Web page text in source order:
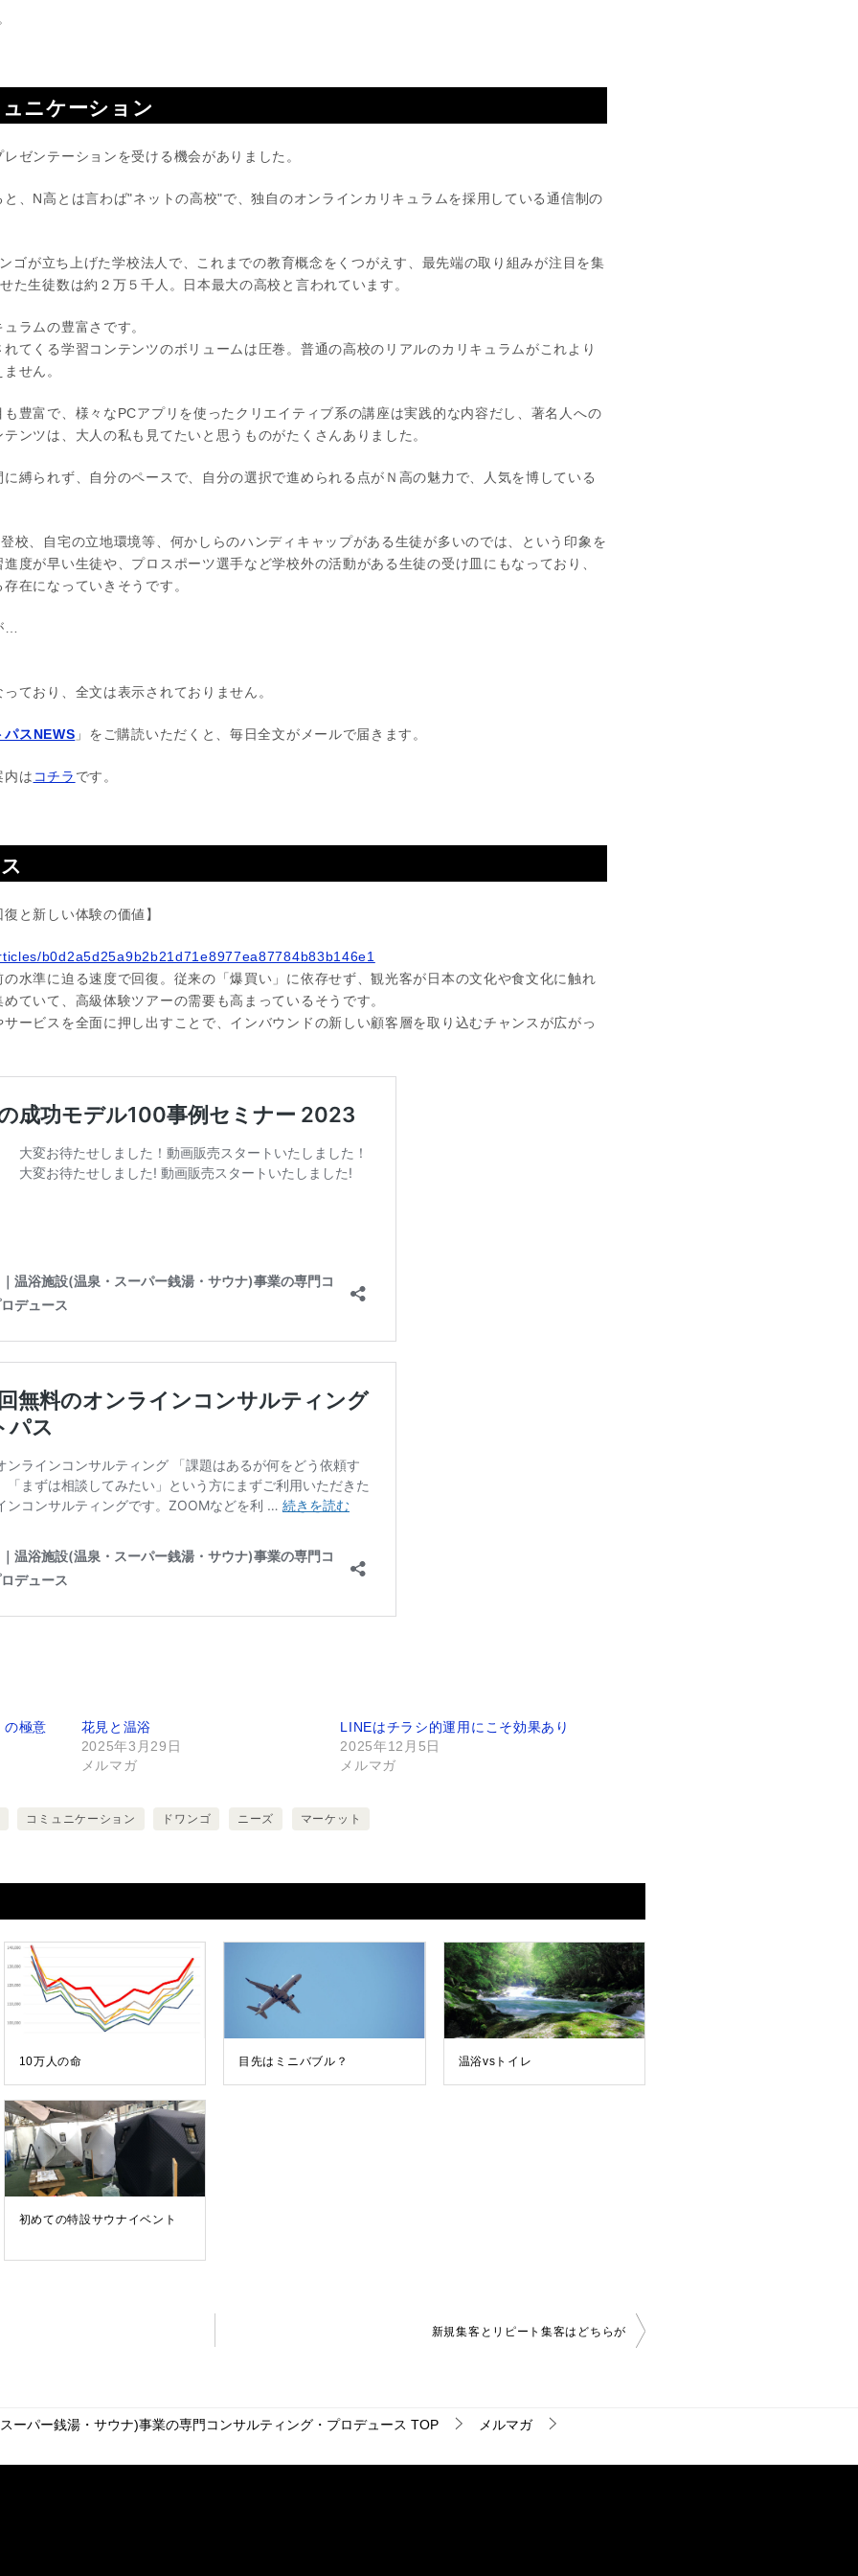
ニケーション
ゼンテーションを受ける機会がありました。
、N高とは言わば"ネットの高校"で、独自のオンラインカリキュラムを採用している通信制の
ゴが立ち上げた学校法人で、これまでの教育概念をくつがえす、最先端の取り組みが注目を集
た生徒数は約２万５千人。日本最大の高校と言われています。
ラムの豊富さです。
てくる学習コンテンツのボリュームは圧巻。普通の高校のリアルのカリキュラムがこれより
せん。
豊富で、様々なPCアプリを使ったクリエイティブ系の講座は実践的な内容だし、著名人への
ンツは、大人の私も見てたいと思うものがたくさんありました。
縛られず、自分のペースで、自分の選択で進められる点がＮ高の魅力で、人気を博している
校、自宅の立地環境等、何かしらのハンディキャップがある生徒が多いのでは、という印象を
度が早い生徒や、プロスポーツ選手など学校外の活動がある生徒の受け皿にもなっており、
在になっていきそうです。
…
ており、全文は表示されておりません。
パスNEWS 」をご購読いただくと、毎日全文がメールで届きます。
内は コチラ です。
と新しい体験の価値】
b0d2a5d25a9b2b21d71e8977ea87784b83b146e1
水準に迫る速度で回復。従来の「爆買い」に依存せず、観光客が日本の文化や食文化に触れ
ていて、高級体験ツアーの需要も高まっているそうです。
ービスを全面に押し出すことで、インバウンドの新しい顧客層を取り込むチャンスが広がっ
の極意
花見と温浴
2025年3月29日
メルマガ
LINEはチラシ的運用にこそ効果あり
2025年12月5日
メルマガ
コミュニケーション ドワンゴ ニーズ マーケット
10万人の命 目先はミニバブル？ 温浴vsトイレ
初めての特設サウナイベント
新規集客とリピート集客はどちらが
ーパー銭湯・サウナ)事業の専門コンサルティング・プロデュース TOP メルマガ